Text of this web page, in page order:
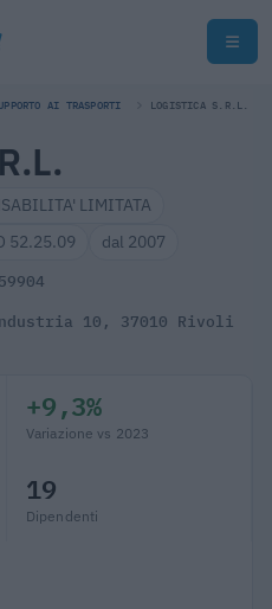
AI TRASPORTI LOGISTICA S.R.L.
LIMITATA
52.25.09 dal 2007
10, 37010 Rivoli
+9,3%
Variazione vs 2023
19
Dipendenti